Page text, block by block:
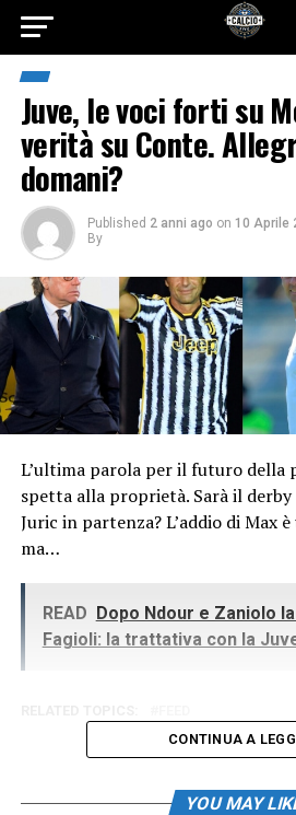
Juve, le voci forti su
verità su Conte.
domani?
Published 2 anni ago on 10 Aprile
By
L’ultima parola per il futuro della
spetta alla proprietà. Sarà il
Juric in partenza? L’addio di Max
ma…
READ Dopo Ndour e Zaniolo
Fagioli: la trattativa con la
CONTINUA A
YOU MAY